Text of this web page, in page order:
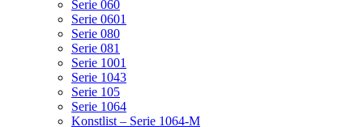
Serie 060
Serie 0601
Serie 080
Serie 081
Serie 1001
Serie 1043
Serie 105
Serie 1064
Konstlist – Serie 1064-M